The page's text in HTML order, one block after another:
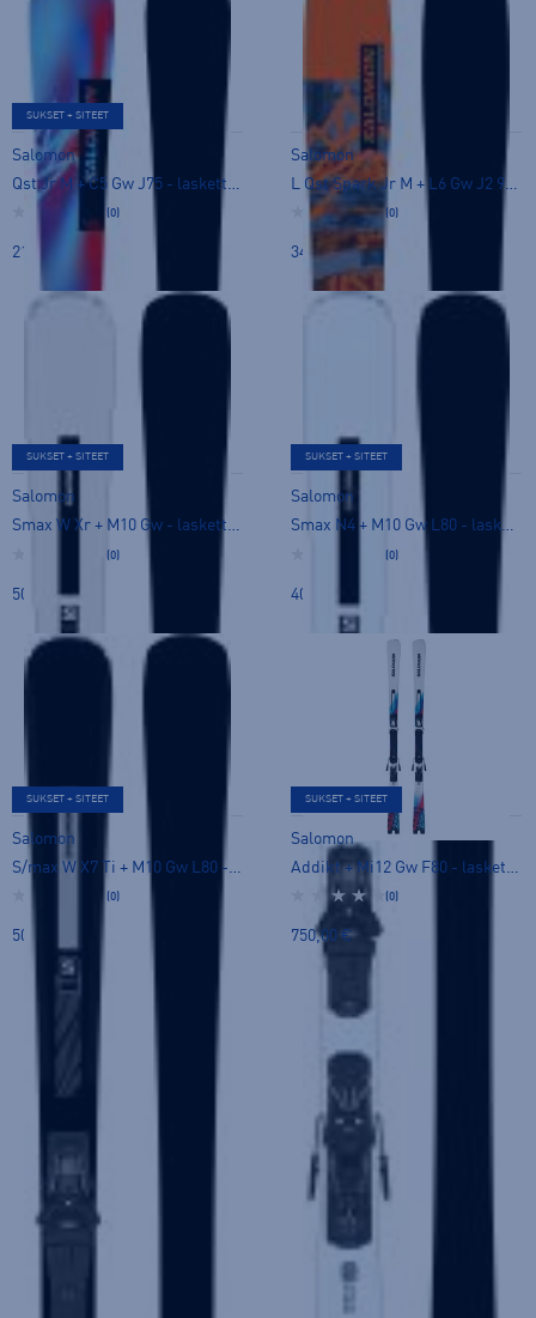
SUKSET + SITEET
Salomon
(0)
210,00 €
Salomon
(0)
349,00 €
SUKSET + SITEET
Salomon
Smax W Xr + M10 Gw - laskettelusukset
(0)
500,00 €
SUKSET + SITEET
Salomon
Smax N4 + M10 Gw L80 - laskettelusukset
(0)
400,00 €
SUKSET + SITEET
Salomon
S/max W X7 Ti + M10 Gw L80 - laskettelusukset
(0)
500,00 €
SUKSET + SITEET
Salomon
Addikt + Mi12 Gw F80 - laskettelusukset
(0)
750,00 €